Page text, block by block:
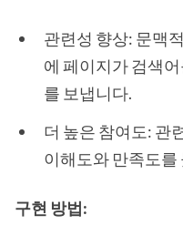
관련성 향상: 문맥
에 페이지가 검색
를 보냅니다.
더 높은 참여도: 관
이해도와 만족도를
구현 방법: